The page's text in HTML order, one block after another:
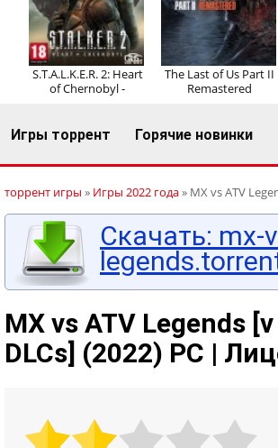
S.T.A.L.K.E.R. 2: Heart
of Chernobyl -
The Last of Us Part II
Remastered
Игры торрент Горячие новинки
торрент игры » Игры 2022 года» MX vs ATV
Скачать: mx-
MX vs ATV Legends
DLCs] (2022) PC |